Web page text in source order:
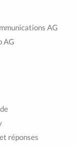
AG
AG
réponses